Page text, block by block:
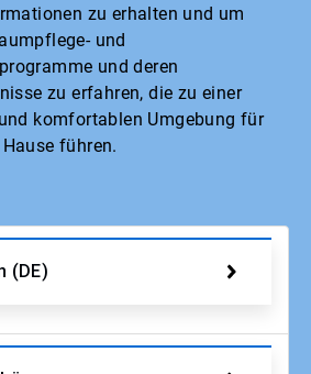
zu erhalten und um
und
und deren
zu erfahren, die zu einer
komfortablen Umgebung für
führen.
(DE)